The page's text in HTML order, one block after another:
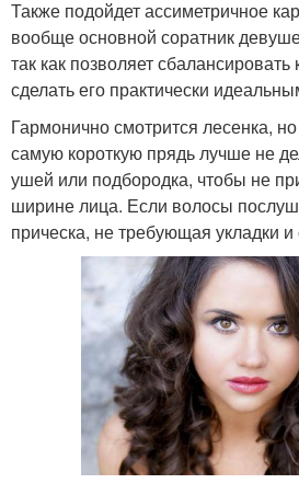
Также подойдет ассиметричное
вообще основной соратник
так как позволяет
сделать его практически
Гармонично смотрится лесенка,
самую короткую прядь лучше не
ушей или подбородка, чтобы не
ширине лица. Если волосы
прическа, не требующая укладки